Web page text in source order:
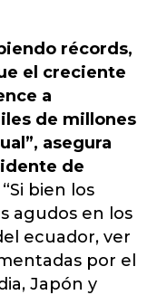
récords,
el creciente
a
de millones
asegura
de
“Si bien los
agudos en los
ecuador, ver
por el
Japón y